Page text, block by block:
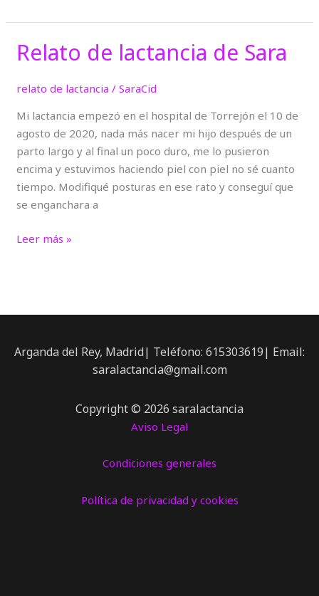
Relato de lactancia de Sara
relato de lactancia /SaraCid
Mi lactancia empezó en el hospital de Torrejón el 10 de
agosto de 2020, nada más nacer mi hijo después de un
parto largo y al final un poco duro, me lo pusieron
encima y estuvimos haciendo piel con piel no sé cuanto
tiempo. Modifiqué posturas en ese rato y conseguí que
se enganchara a
Relato
de
lactancia
Sara
Leer más »
Arganda del Rey, Madrid| Teléfono: 615303619| Email:
saralactancia@gmail.com
Copyright © 2026 saralactancia
Aviso Legal
Condiciones generales
Política de privacidad y cookies